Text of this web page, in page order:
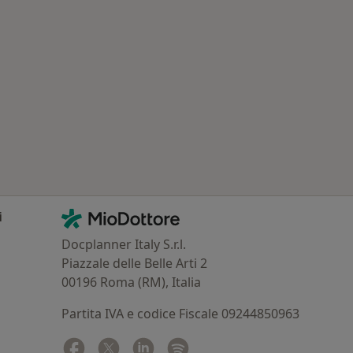
Contatti
MioDottore - Homepage
Docplanner Italy S.r.l.
Piazzale delle Belle Arti 2
00196 Roma (RM), Italia
Partita IVA e codice Fiscale 09244850963
Facebook
si apre in una nuova scheda
Twitter
si apre in una nuova scheda
Linkedin
si apre in una nuova scheda